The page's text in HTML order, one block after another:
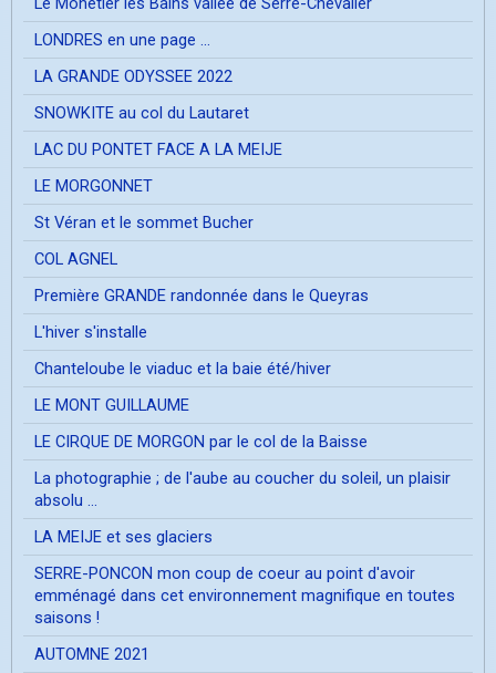
LONDRES en une page ...
LA GRANDE ODYSSEE 2022
SNOWKITE au col du Lautaret
LAC DU PONTET FACE A LA MEIJE
LE MORGONNET
St Véran et le sommet Bucher
COL AGNEL
Première GRANDE randonnée dans le Queyras
L'hiver s'installe
Chanteloube le viaduc et la baie été/hiver
LE MONT GUILLAUME
LE CIRQUE DE MORGON par le col de la Baisse
La photographie ; de l'aube au coucher du soleil, un plaisir
absolu ...
LA MEIJE et ses glaciers
SERRE-PONCON mon coup de coeur au point d'avoir
emménagé dans cet environnement magnifique en toutes
saisons !
AUTOMNE 2021